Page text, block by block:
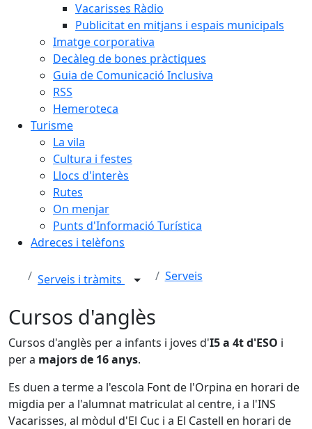
Vacarisses Ràdio
Publicitat en mitjans i espais municipals
Imatge corporativa
Decàleg de bones pràctiques
Guia de Comunicació Inclusiva
RSS
Hemeroteca
Turisme
La vila
Cultura i festes
Llocs d'interès
Rutes
On menjar
Punts d'Informació Turística
Adreces i telèfons
Serveis i tràmits Serveis
Cursos d'anglès
Cursos d'anglès per a infants i joves d'I5 a 4t d'ESO i
per a majors de 16 anys.
Es duen a terme a l'escola Font de l'Orpina en horari de
migdia per a l'alumnat matriculat al centre, i a l'INS
Vacarisses, al mòdul d'El Cuc i a El Castell en horari de